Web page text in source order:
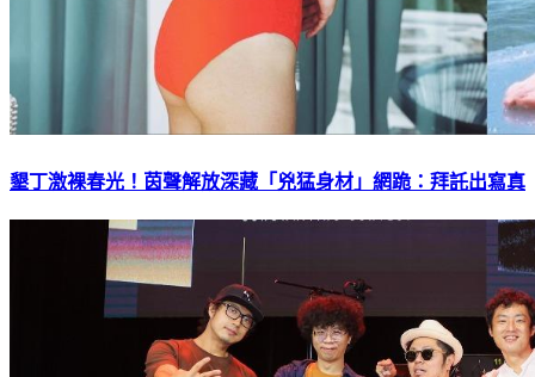
墾丁激裸春光！茵聲解放深藏「兇猛身材」網跪：拜託出寫真